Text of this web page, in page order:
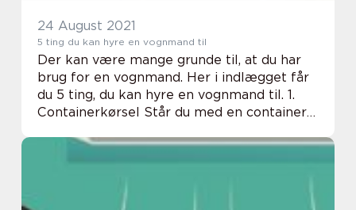
24 August 2021
5 ting du kan hyre en vognmand til
Der kan være mange grunde til, at du har
brug for en vognmand. Her i indlægget får
du 5 ting, du kan hyre en vognmand til. 1.
Containerkørsel Står du med en container